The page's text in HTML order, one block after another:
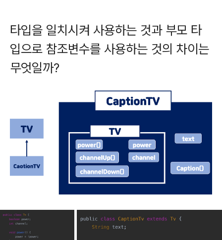
타입을 일치시켜 사용하는 것과 부모 타
입으로 참조변수를 사용하는 것의 차이는
무엇일까?